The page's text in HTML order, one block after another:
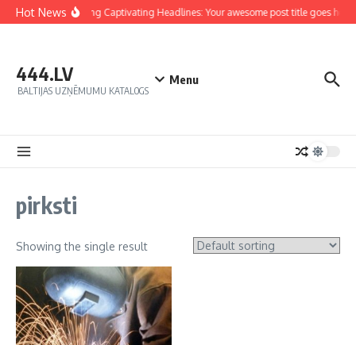
Hot NewsCrafting Captivating Headlines: Your awesome post title goes here
444.LV
BALTIJAS UZŅĒMUMU KATALOGS
Menu
pirksti
Showing the single result